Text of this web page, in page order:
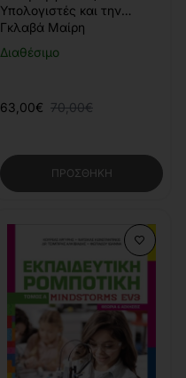
Διαθέσιμο
Υπολογιστές και την
Πληροφορική (2η έκδοση)
Γκλαβά Μαίρη
63,00€ 70,00€
ΠΡΟΣΘΉΚΗ